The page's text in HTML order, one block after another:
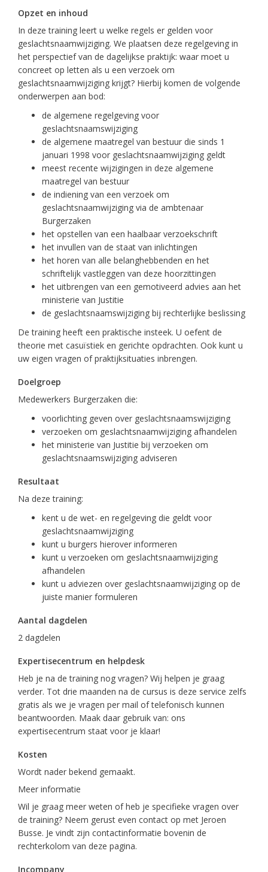
Opzet en inhoud
In deze training leert u welke regels er gelden voor
geslachtsnaamwijziging. We plaatsen deze regelgeving in
het perspectief van de dagelijkse praktijk: waar moet u
concreet op letten als u een verzoek om
geslachtsnaamwijziging krijgt? Hierbij komen de volgende
onderwerpen aan bod:
de algemene regelgeving voor
geslachtsnaamswijziging
de algemene maatregel van bestuur die sinds 1
januari 1998 voor geslachtsnaamwijziging geldt
meest recente wijzigingen in deze algemene
maatregel van bestuur
de indiening van een verzoek om
geslachtsnaamwijziging via de ambtenaar
Burgerzaken
het opstellen van een haalbaar verzoekschrift
het invullen van de staat van inlichtingen
het horen van alle belanghebbenden en het
schriftelijk vastleggen van deze hoorzittingen
het uitbrengen van een gemotiveerd advies aan het
ministerie van Justitie
de geslachtsnaamswijziging bij rechterlijke beslissing
De training heeft een praktische insteek. U oefent de
theorie met casuïstiek en gerichte opdrachten. Ook kunt u
uw eigen vragen of praktijksituaties inbrengen.
Doelgroep
Medewerkers Burgerzaken die:
voorlichting geven over geslachtsnaamswijziging
verzoeken om geslachtsnaamwijziging afhandelen
het ministerie van Justitie bij verzoeken om
geslachtsnaamswijziging adviseren
Resultaat
Na deze training:
kent u de wet- en regelgeving die geldt voor
geslachtsnaamwijziging
kunt u burgers hierover informeren
kunt u verzoeken om geslachtsnaamwijziging
afhandelen
kunt u adviezen over geslachtsnaamwijziging op de
juiste manier formuleren
Aantal dagdelen
2 dagdelen
Expertisecentrum en helpdesk
Heb je na de training nog vragen? Wij helpen je graag
verder. Tot drie maanden na de cursus is deze service zelfs
gratis als we je vragen per mail of telefonisch kunnen
beantwoorden. Maak daar gebruik van: ons
expertisecentrum staat voor je klaar!
Kosten
Wordt nader bekend gemaakt.
Meer informatie
Wil je graag meer weten of heb je specifieke vragen over
de training? Neem gerust even contact op met Jeroen
Busse. Je vindt zijn contactinformatie bovenin de
rechterkolom van deze pagina.
Incompany